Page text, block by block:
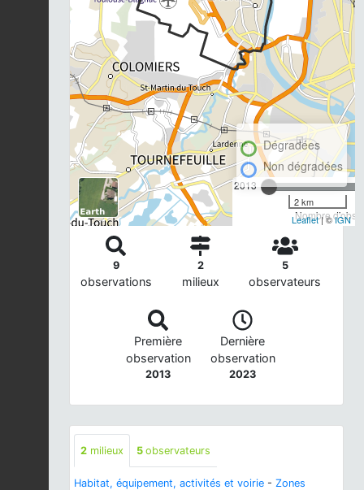
2013
Nombre
Dégradées
Non dégradées
2 km
Leaflet| ©IGN
9
observations
2
milieux
5
observateurs
Première
observation
2013
Dernière
observation
2023
2 milieux 5 observateurs
Habitat, équipement, activités et voirie - Zones